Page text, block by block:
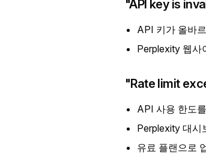
"API key is
API 키가 올바
Perplexity 웹사
"Rate limit
API 사용 한도
Perplexity 대시
유료 플랜으로